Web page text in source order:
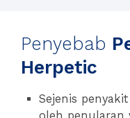
Penyebab
Herpetic
Sejenis
oleh penularan